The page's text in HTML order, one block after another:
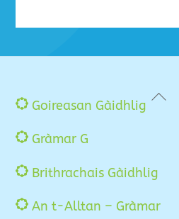
Back
Goireasan Gàidhlig
Gràmar G
Brithrachais Gàidhlig
An t-Alltan – Gràmar